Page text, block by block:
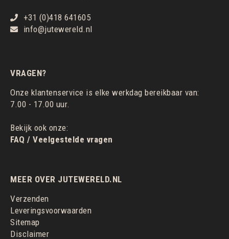
+31 (0)418 641605
info@jutewereld.nl
VRAGEN?
Onze klantenservice is elke werkdag bereikbaar van:
7.00 - 17.00 uur.
Bekijk ook onze:
FAQ / Veelgestelde vragen
MEER OVER JUTEWERELD.NL
Verzenden
Leveringsvoorwaarden
Sitemap
Disclaimer